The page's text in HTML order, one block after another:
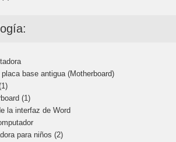
base antigua (Motherboard)
(1)
la interfaz de Word
para niños (2)